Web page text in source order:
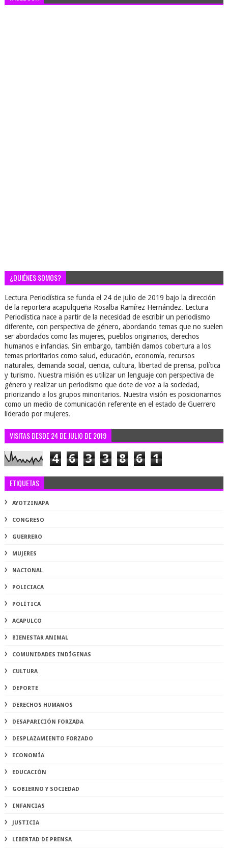
¿QUIÉNES SOMOS?
Lectura Periodística se funda el 24 de julio de 2019 bajo la dirección
de la reportera acapulqueña Rosalba Ramírez Hernández. Lectura
Periodística nace a partir de la necesidad de escribir un periodismo
diferente, con perspectiva de género, abordando temas que no suelen
ser abordados como las mujeres, pueblos originarios, derechos
humanos e infancias. Sin embargo, también damos cobertura a los
temas prioritarios como salud, educación, economía, recursos
naturales, demanda social, ciencia, cultura, libertad de prensa, política
y turismo. Nuestra misión es utilizar un lenguaje con perspectiva de
género y realizar un periodismo que dote de voz a la sociedad,
priorizando a los grupos minoritarios. Nuestra visión es posicionarnos
como un medio de comunicación referente en el estado de Guerrero
liderado por mujeres.
VISITAS DESDE 24 DE JULIO DE 2019
4 6 3 3 8 6 1
ETIQUETAS
AYOTZINAPA
CONGRESO
GUERRERO
MUJERES
NACIONAL
POLICIACA
POLÍTICA
ACAPULCO
BIENESTAR ANIMAL
COMUNIDADES INDÍGENAS
CULTURA
DEPORTE
DERECHOS HUMANOS
DESAPARICIÓN FORZADA
DESPLAZAMIENTO FORZADO
ECONOMÍA
EDUCACIÓN
GOBIERNO Y SOCIEDAD
INFANCIAS
JUSTICIA
LIBERTAD DE PRENSA